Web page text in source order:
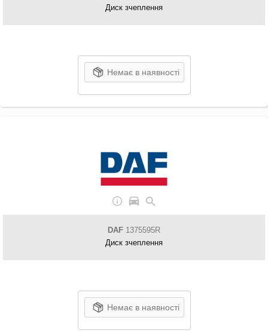
Диск зчеплення
Немає в наявності
DAF 1375595R
Диск зчеплення
Немає в наявності